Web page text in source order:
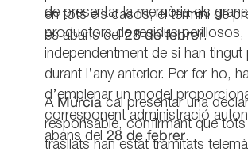
en tots els casos, el termini de
és abans del28 de febrer.
de presentar la memòria els grans
productors de residus perillosos,
independentment de si han tingut
durant l’any anterior. Per fer-ho,
d’emplenar un model
corresponent administració
abans del28 de febrer.
A Múrciacal presentar una
responsable, confirmant que tots
trasllats han estat tramitats